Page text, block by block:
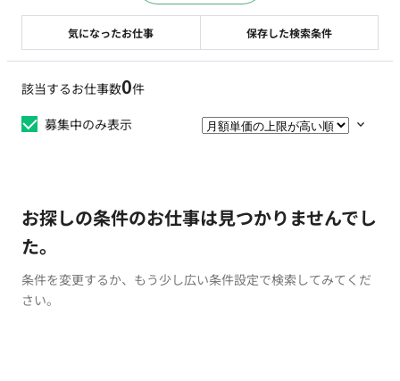
該当するお仕事数0件
募集中のみ表示
お探しの条件のお仕事は見つかりませんでし
た。
条件を変更するか、もう少し広い条件設定で検索してみてくだ
さい。
気になったお仕事 保存した検索条件